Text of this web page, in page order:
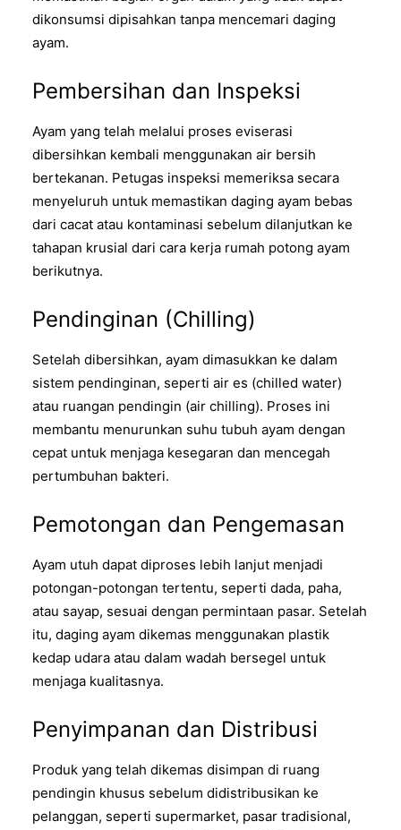
dikonsumsi dipisahkan tanpa mencemari daging
ayam.
Pembersihan dan Inspeksi
Ayam yang telah melalui proses eviserasi
dibersihkan kembali menggunakan air bersih
bertekanan. Petugas inspeksi memeriksa secara
menyeluruh untuk memastikan daging ayam bebas
dari cacat atau kontaminasi sebelum dilanjutkan ke
tahapan krusial dari cara kerja rumah potong ayam
berikutnya.
Pendinginan (Chilling)
Setelah dibersihkan, ayam dimasukkan ke dalam
sistem pendinginan, seperti air es (chilled water)
atau ruangan pendingin (air chilling). Proses ini
membantu menurunkan suhu tubuh ayam dengan
cepat untuk menjaga kesegaran dan mencegah
pertumbuhan bakteri.
Pemotongan dan Pengemasan
Ayam utuh dapat diproses lebih lanjut menjadi
potongan-potongan tertentu, seperti dada, paha,
atau sayap, sesuai dengan permintaan pasar. Setelah
itu, daging ayam dikemas menggunakan plastik
kedap udara atau dalam wadah bersegel untuk
menjaga kualitasnya.
Penyimpanan dan Distribusi
Produk yang telah dikemas disimpan di ruang
pendingin khusus sebelum didistribusikan ke
pelanggan, seperti supermarket, pasar tradisional,